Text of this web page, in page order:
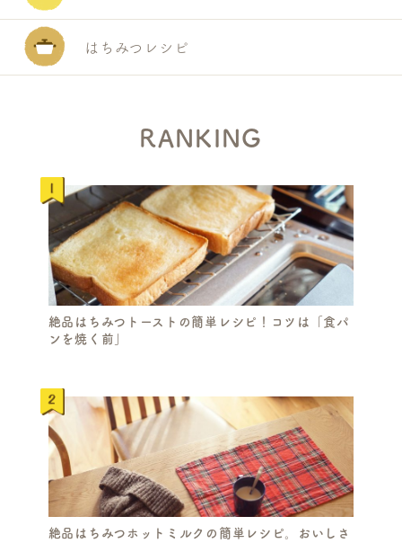
はちみつレシピ
RANKING
絶品はちみつトーストの簡単レシピ！コツは「食パ
ンを焼く前」
絶品はちみつホットミルクの簡単レシピ。おいしさ